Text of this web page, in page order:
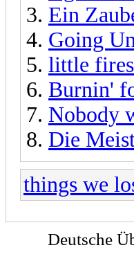
Ein
Going
little
Burnin'
Nobody
Die
things we
Deutsche